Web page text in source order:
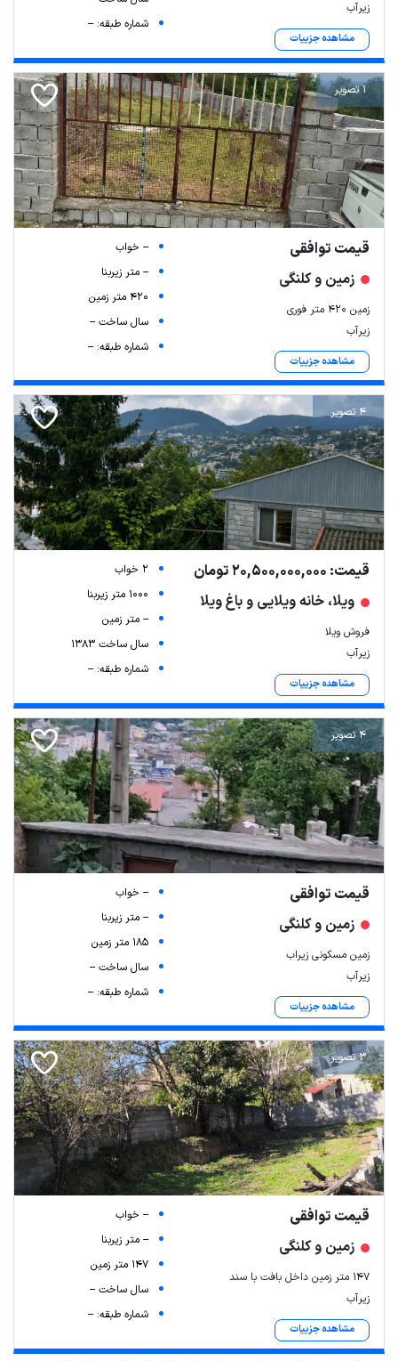
زیرآب
مشاهده جزییات
شماره طبقه: --
1 تصویر
قیمت توافقی
زمین و کلنگی
زمین ۴۲۰ متر فوری
زیرآب
مشاهده جزییات
-- خواب
-- متر زیربنا
420 متر زمین
سال ساخت --
شماره طبقه: --
4 تصویر
قیمت: 20,500,000,000 تومان
ویلا، خانه ویلایی و باغ ویلا
فروش ویلا
زیرآب
مشاهده جزییات
2 خواب
1000 متر زیربنا
-- متر زمین
سال ساخت 1383
شماره طبقه: --
4 تصویر
قیمت توافقی
زمین و کلنگی
زمین مسکونی زیراب
زیرآب
مشاهده جزییات
-- خواب
-- متر زیربنا
185 متر زمین
سال ساخت --
شماره طبقه: --
3 تصویر
قیمت توافقی
زمین و کلنگی
147 متر زمین داخل بافت با سند
زیرآب
مشاهده جزییات
-- خواب
-- متر زیربنا
147 متر زمین
سال ساخت --
شماره طبقه: --